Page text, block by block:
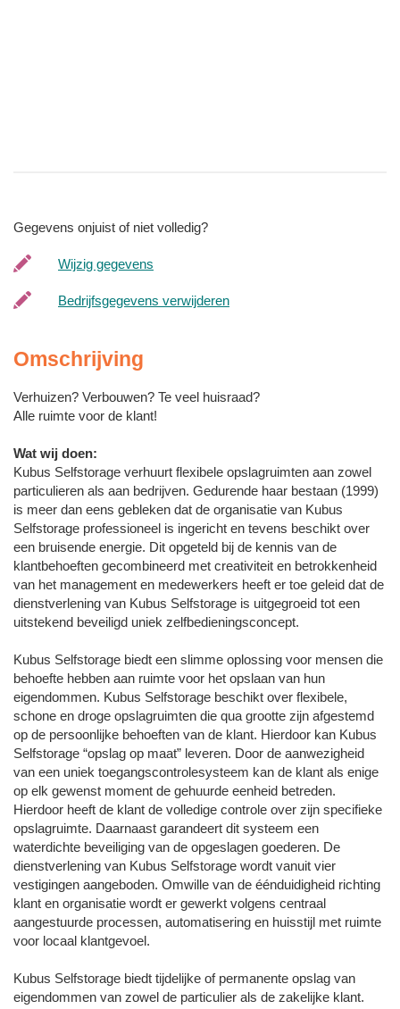
Gegevens onjuist of niet volledig?
Wijzig gegevens
Bedrijfsgegevens verwijderen
Omschrijving
Verhuizen? Verbouwen? Te veel huisraad?
Alle ruimte voor de klant!
Wat wij doen:
Kubus Selfstorage verhuurt flexibele opslagruimten aan zowel
particulieren als aan bedrijven. Gedurende haar bestaan (1999)
is meer dan eens gebleken dat de organisatie van Kubus
Selfstorage professioneel is ingericht en tevens beschikt over
een bruisende energie. Dit opgeteld bij de kennis van de
klantbehoeften gecombineerd met creativiteit en betrokkenheid
van het management en medewerkers heeft er toe geleid dat de
dienstverlening van Kubus Selfstorage is uitgegroeid tot een
uitstekend beveiligd uniek zelfbedieningsconcept.
Kubus Selfstorage biedt een slimme oplossing voor mensen die
behoefte hebben aan ruimte voor het opslaan van hun
eigendommen. Kubus Selfstorage beschikt over flexibele,
schone en droge opslagruimten die qua grootte zijn afgestemd
op de persoonlijke behoeften van de klant. Hierdoor kan Kubus
Selfstorage “opslag op maat” leveren. Door de aanwezigheid
van een uniek toegangscontrolesysteem kan de klant als enige
op elk gewenst moment de gehuurde eenheid betreden.
Hierdoor heeft de klant de volledige controle over zijn specifieke
opslagruimte. Daarnaast garandeert dit systeem een
waterdichte beveiliging van de opgeslagen goederen. De
dienstverlening van Kubus Selfstorage wordt vanuit vier
vestigingen aangeboden. Omwille van de éénduidigheid richting
klant en organisatie wordt er gewerkt volgens centraal
aangestuurde processen, automatisering en huisstijl met ruimte
voor locaal klantgevoel.
Kubus Selfstorage biedt tijdelijke of permanente opslag van
eigendommen van zowel de particulier als de zakelijke klant.